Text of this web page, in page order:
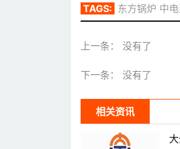
TAGS: 东方锅炉 中
上一条： 没有了
下一条： 没有了
相关资讯